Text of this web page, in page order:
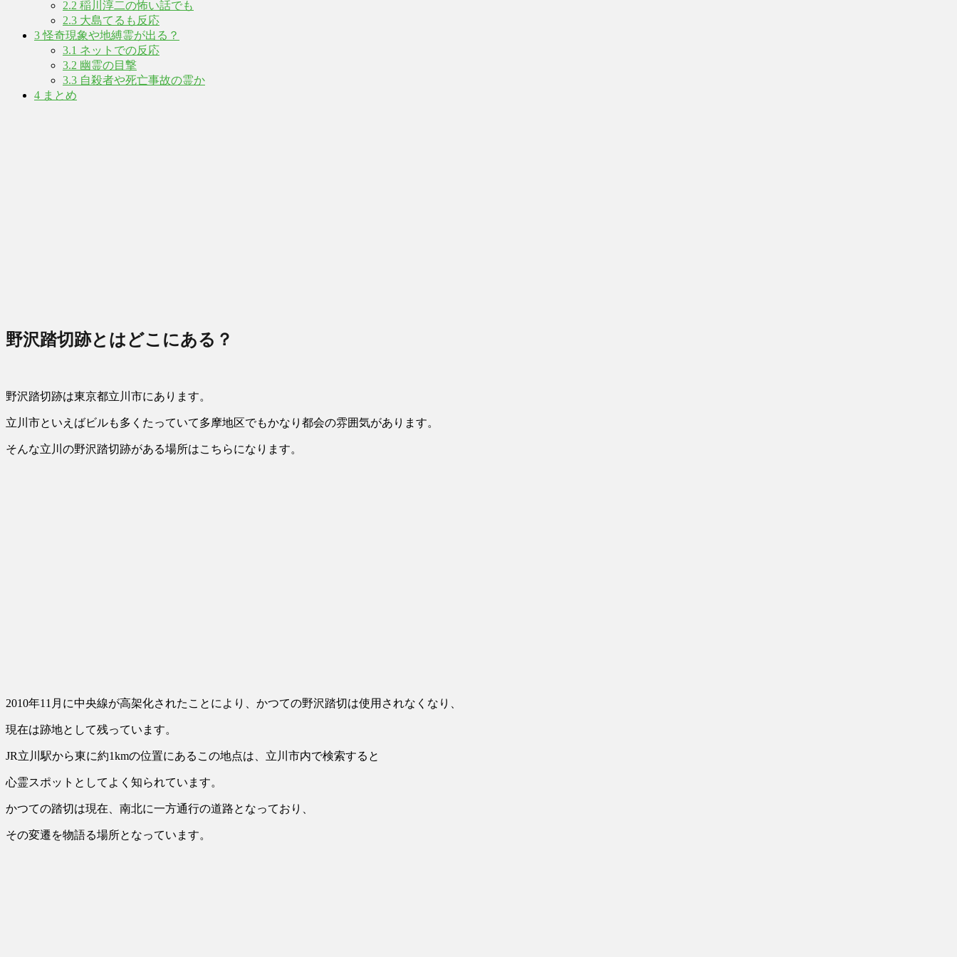
2.2 稲川淳二の怖い話でも
2.3 大島てるも反応
3怪奇現象や地縛霊が出る？
3.1 ネットでの反応
3.2 幽霊の目撃
3.3 自殺者や死亡事故の霊か
4 まとめ
野沢踏切跡とはどこにある？
野沢踏切跡は東京都立川市にあります。
立川市といえばビルも多くたっていて多摩地区でもかなり都会の雰囲気があります。
そんな立川の野沢踏切跡がある場所はこちらになります。
2010年11月に中央線が高架化された ことにより、かつての野沢踏切は使用されなくなり、
現在は跡地として残っています。
JR立川駅から東に約1kmの位置にあるこの地点は、立川市内で検索すると
心霊スポットとしてよく知られています。
かつての踏切は現在、南北に一方通行の道路となっており、
その変遷を物語る場所となっています。